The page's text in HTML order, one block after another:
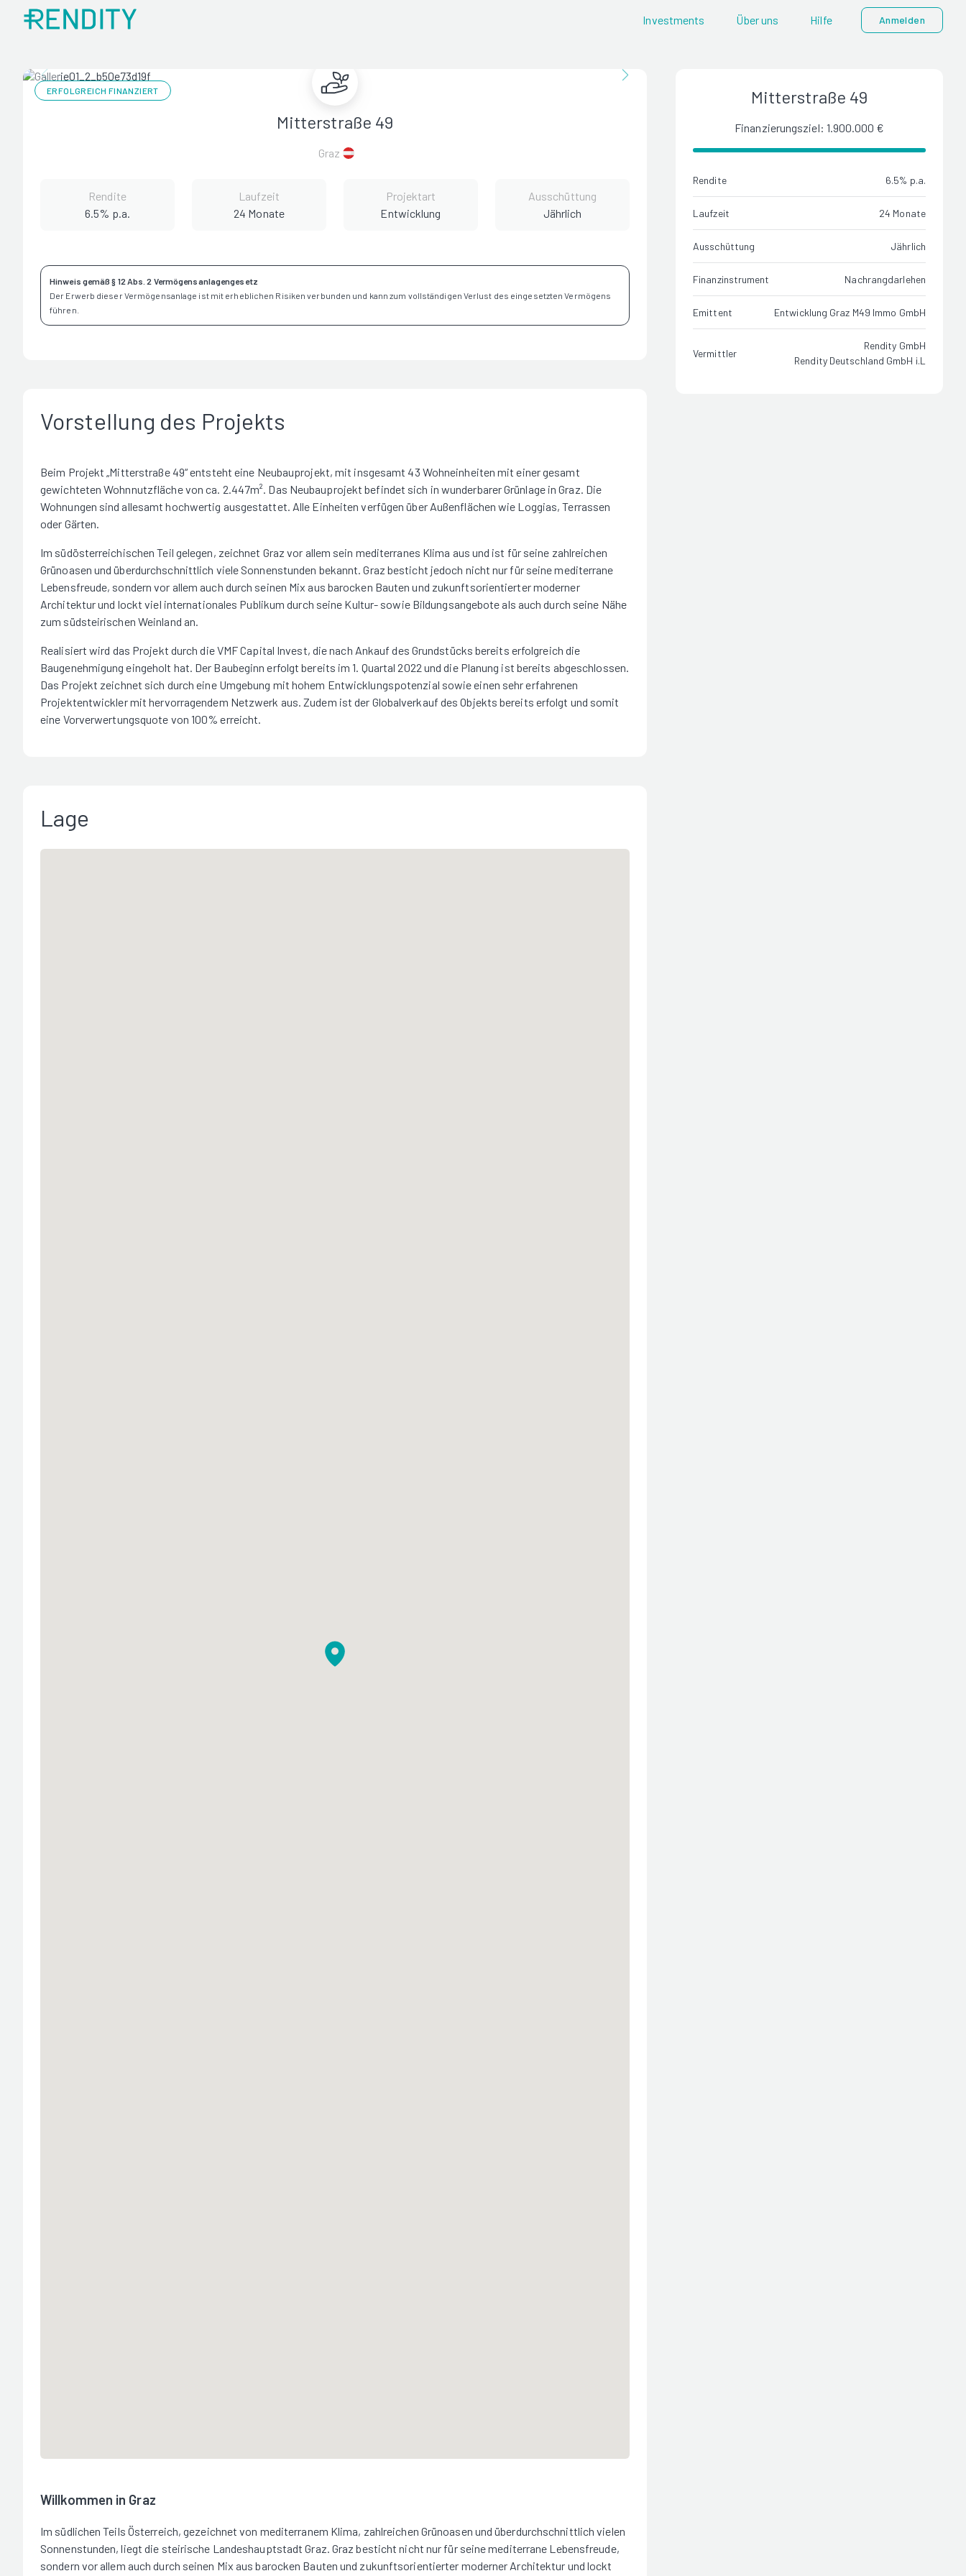
Investments Über uns Hilfe Anmelden
ERFOLGREICH FINANZIERT
Mitterstraße 49
Graz
Rendite
6.5% p.a.
Laufzeit
24 Monate
Projektart
Entwicklung
Ausschüttung
Jährlich
Hinweis gemäß § 12 Abs. 2 Vermögensanlagengesetz
Der Erwerb dieser Vermögensanlage ist mit erheblichen Risiken verbunden und kann zum vollständigen Verlust des eingesetzten Vermögens
führen.
Vorstellung des Projekts
Beim Projekt „Mitterstraße 49“ entsteht eine Neubauprojekt, mit insgesamt 43 Wohneinheiten mit einer gesamt
gewichteten Wohnnutzfläche von ca. 2.447m². Das Neubauprojekt befindet sich in wunderbarer Grünlage in Graz. Die
Wohnungen sind allesamt hochwertig ausgestattet. Alle Einheiten verfügen über Außenflächen wie Loggias, Terrassen
oder Gärten.
Im südösterreichischen Teil gelegen, zeichnet Graz vor allem sein mediterranes Klima aus und ist für seine zahlreichen
Grünoasen und überdurchschnittlich viele Sonnenstunden bekannt. Graz besticht jedoch nicht nur für seine mediterrane
Lebensfreude, sondern vor allem auch durch seinen Mix aus barocken Bauten und zukunftsorientierter moderner
Architektur und lockt viel internationales Publikum durch seine Kultur- sowie Bildungsangebote als auch durch seine Nähe
zum südsteirischen Weinland an.
Realisiert wird das Projekt durch die VMF Capital Invest, die nach Ankauf des Grundstücks bereits erfolgreich die
Baugenehmigung eingeholt hat. Der Baubeginn erfolgt bereits im 1. Quartal 2022 und die Planung ist bereits abgeschlossen.
Das Projekt zeichnet sich durch eine Umgebung mit hohem Entwicklungspotenzial sowie einen sehr erfahrenen
Projektentwickler mit hervorragendem Netzwerk aus. Zudem ist der Globalverkauf des Objekts bereits erfolgt und somit
eine Vorverwertungsquote von 100% erreicht.
Lage
Willkommen in Graz
Im südlichen Teils Österreich, gezeichnet von mediterranem Klima, zahlreichen Grünoasen und überdurchschnittlich vielen
Sonnenstunden, liegt die steirische Landeshauptstadt Graz. Graz besticht nicht nur für seine mediterrane Lebensfreude,
sondern vor allem auch durch seinen Mix aus barocken Bauten und zukunftsorientierter moderner Architektur und lockt
Mitterstraße 49
Finanzierungsziel: 1.900.000 €
Rendite 6.5% p.a.
Laufzeit 24 Monate
Ausschüttung Jährlich
Finanzinstrument Nachrangdarlehen
Emittent Entwicklung Graz M49 Immo GmbH
Vermittler
Rendity GmbH
Rendity Deutschland GmbH i.L